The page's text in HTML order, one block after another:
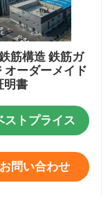
筋構造 鉄筋ガ
オーダーメイド
明書
ストプライス
お問い合わせ